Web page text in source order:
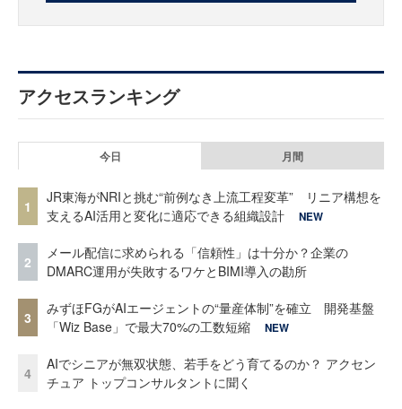
アクセスランキング
今日 月間
1
JR東海がNRIと挑む“前例なき上流工程変革” リニア構想を
支えるAI活用と変化に適応できる組織設計
NEW
2
メール配信に求められる「信頼性」は十分か？企業の
DMARC運用が失敗するワケとBIMI導入の勘所
3
みずほFGがAIエージェントの“量産体制”を確立 開発基盤
「Wiz Base」で最大70%の工数短縮
NEW
4
AIでシニアが無双状態、若手をどう育てるのか？ アクセン
チュア トップコンサルタントに聞く